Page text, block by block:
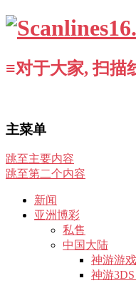
≡对于大家, 扫描
主菜单
跳至主要内容
跳至第二个内容
新闻
亚洲博彩
私售
中国大陆
神游游
神游